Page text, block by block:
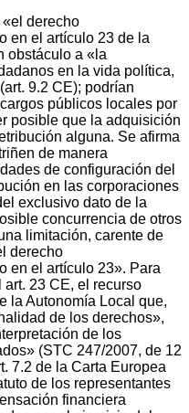
derecho
en el artículo 23 de la
obstáculo a «la
en la vida política,
9.2 CE); podrían
públicos locales por
posible que la adquisición
alguna. Se afirma
de manera
de configuración del
en las corporaciones
exclusivo dato de la
concurrencia de otros
limitación, carente de
derecho
en el artículo 23». Para
23 CE, el recurso
la Autonomía Local que,
de los derechos»,
de los
(STC 247/2007, de 12
7.2 de la Carta Europea
de los representantes
financiera